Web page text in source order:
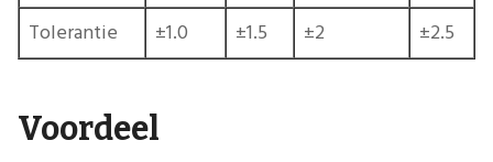
Tolerantie
±1.0 ±1.5 ±2 ±2.5
Voordeel